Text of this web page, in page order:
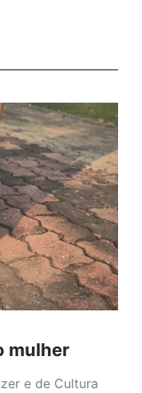
mulher
e de Cultura